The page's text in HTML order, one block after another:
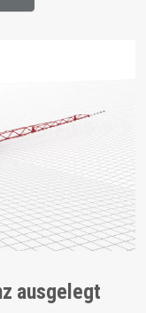
ausgelegt